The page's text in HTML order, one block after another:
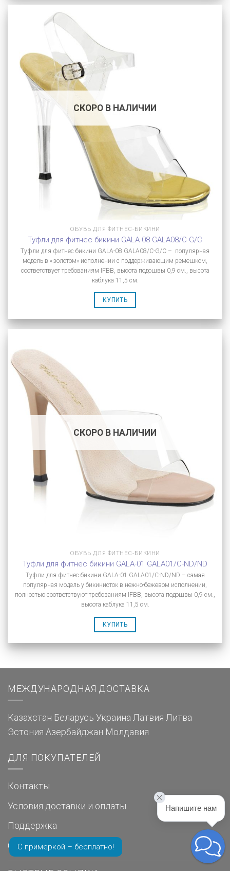
СКОРО В НАЛИЧИИ
ОБУВЬ ДЛЯ ФИТНЕС-БИКИНИ
Туфли для фитнес бикини GALA-08 GALA08/C-G/C
Туфли для фитнес бикини GALA-08 GALA08/C-G/C – популярная
модель в «золотом» исполнении с поддерживающим ремешком,
соответствует требованиям IFBB, высота подошвы 0,9 см., высота
каблука 11,5 см.
КУПИТЬ
СКОРО В НАЛИЧИИ
ОБУВЬ ДЛЯ ФИТНЕС-БИКИНИ
Туфли для фитнес бикини GALA-01 GALA01/C-ND/ND
Туфли для фитнес бикини GALA-01 GALA01/C-ND/ND – самая
популярная модель у бикинисток в нежно-бежевом исполнении,
полностью соответствуют требованиям IFBB, высота подошвы 0,9 см.,
высота каблука 11,5 см.
КУПИТЬ
МЕЖДУНАРОДНАЯ ДОСТАВКА
Казахстан Беларусь Украина Латвия Литва
Эстония Азербайджан Молдавия
ДЛЯ ПОКУПАТЕЛЕЙ
Контакты
Условия доставки и оплаты
Поддержка
Отзывы о нас
С примеркой – бесплатно!
Напишите нам